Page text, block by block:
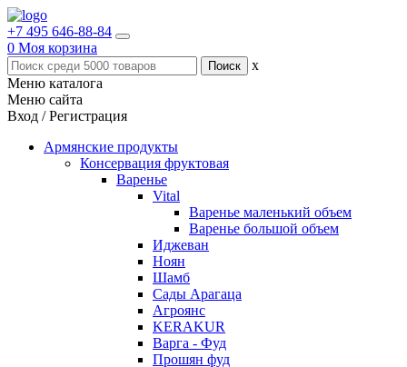
+7 495 646-88-84
0 Моя корзина
x
Меню каталога
Меню сайта
Вход / Регистрация
Армянские продукты
Консервация фруктовая
Варенье
Vital
Варенье маленький объем
Варенье большой объем
Иджеван
Ноян
Шамб
Сады Арагаца
Агроянс
KERAKUR
Варга - Фуд
Прошян фуд